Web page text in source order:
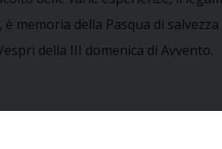
memoria della Pasqua di
della III domenica di Avvento.